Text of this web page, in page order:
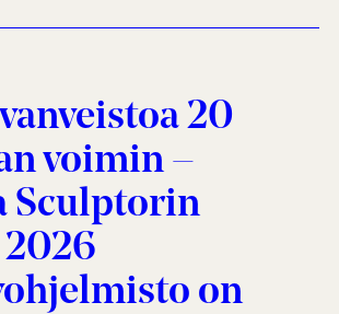
20
voimin –
Sculptorin
on